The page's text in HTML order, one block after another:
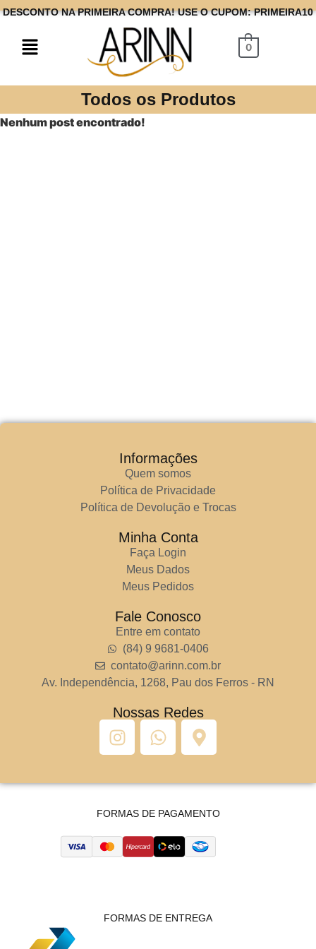
DESCONTO NA PRIMEIRA COMPRA! USE O CUPOM: PRIMEIRA10
0
Todos os Produtos
Nenhum post encontrado!
Informações
Quem somos
Política de Privacidade
Política de Devolução e Trocas
Minha Conta
Faça Login
Meus Dados
Meus Pedidos
Fale Conosco
Entre em contato
(84) 9 9681-0406
contato@arinn.com.br
Av. Independência, 1268, Pau dos Ferros - RN
Nossas Redes
FORMAS DE PAGAMENTO
FORMAS DE ENTREGA